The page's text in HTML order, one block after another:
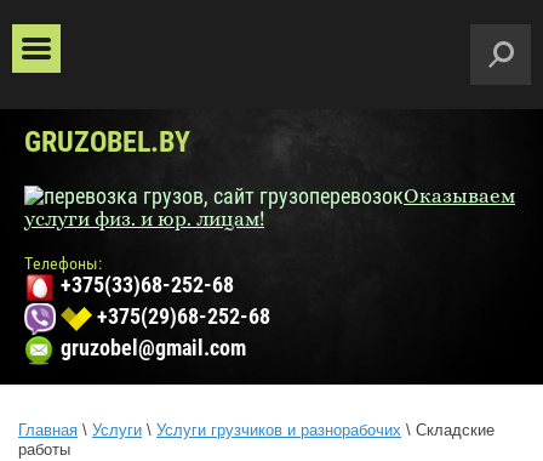
GRUZOBEL.BY
Оказываем
услуги физ. и юр. лицам!
Телефоны:
+375(33)68-252-68
+375(29)68-252-68
gruzobel@gmail.com
Главная \ Услуги \ Услуги грузчиков и разнорабочих \ Складские
работы